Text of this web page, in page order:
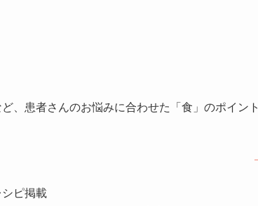
、患者さんのお悩みに合わせた「食」のポイント
ピ掲載